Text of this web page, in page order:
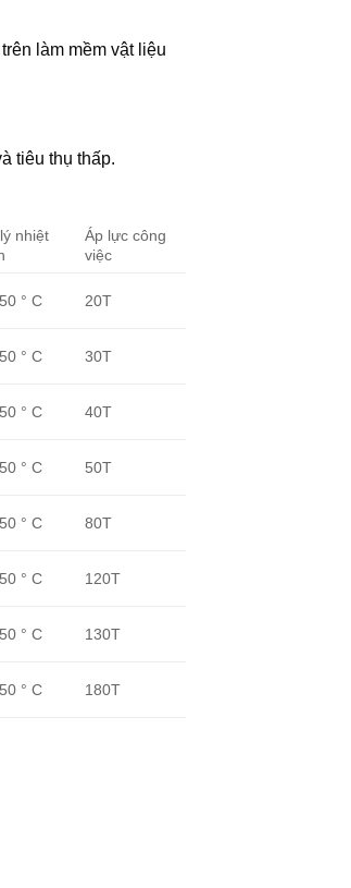
làm mềm vật liệu
tiêu thụ thấp.
nhiệt
Áp lực công
việc
° C 20T
° C 30T
° C 40T
° C 50T
° C 80T
° C 120T
° C 130T
° C 180T